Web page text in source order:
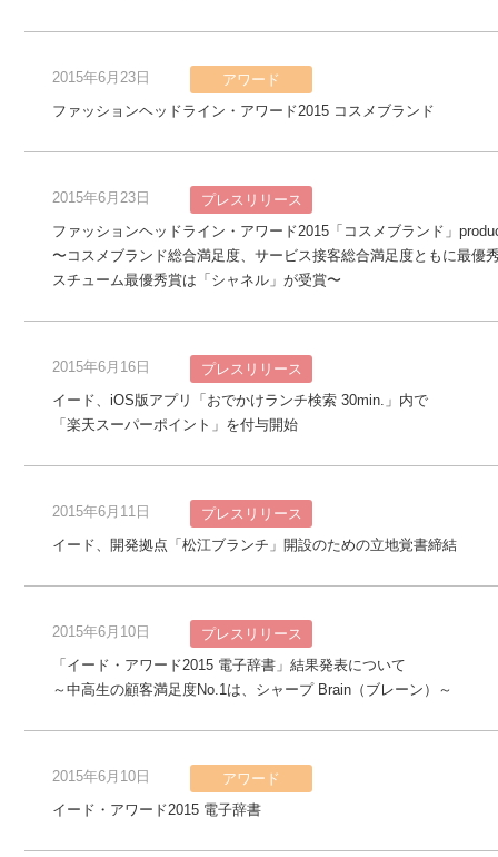
2015年6月23日
アワード
ファッションヘッドライン・アワード2015 コスメブランド
2015年6月23日
プレスリリース
ファッションヘッドライン・アワード2015「コスメブランド」
〜コスメブランド総合満足度、サービス接客総合満足度ともに最優
スチューム最優秀賞は「シャネル」が受賞〜
2015年6月16日
プレスリリース
イード、iOS版アプリ「おでかけランチ検索 30min.」内で
「楽天スーパーポイント」を付与開始
2015年6月11日
プレスリリース
イード、開発拠点「松江ブランチ」開設のための立地覚書締結
2015年6月10日
プレスリリース
「イード・アワード2015 電子辞書」結果発表について
～中高生の顧客満足度No.1は、シャープ Brain（ブレーン）～
2015年6月10日
アワード
イード・アワード2015 電子辞書